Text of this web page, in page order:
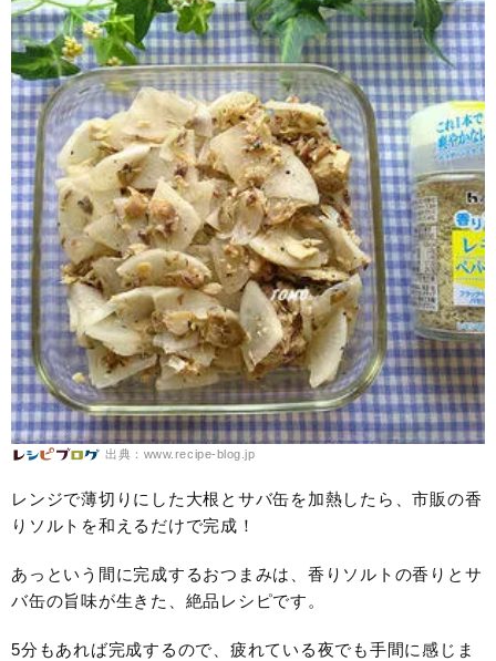
出典：www.recipe-blog.jp
レンジで薄切りにした大根とサバ缶を加熱したら、市販の香
りソルトを和えるだけで完成！
あっという間に完成するおつまみは、香りソルトの香りとサ
バ缶の旨味が生きた、絶品レシピです。
5分もあれば完成するので、疲れている夜でも手間に感じま